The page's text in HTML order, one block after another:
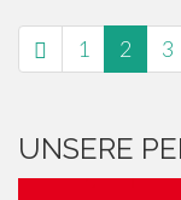
1 2 3
UNSERE